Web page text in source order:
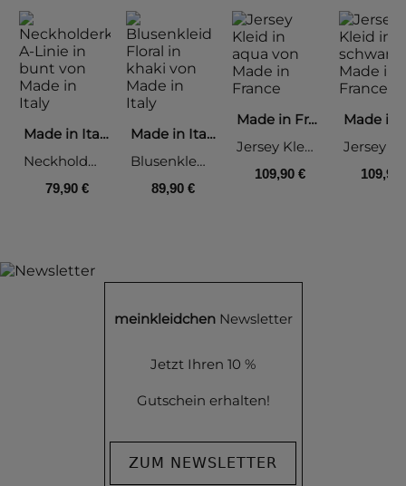
Made in Italy
Neckholderkleid A-Linie, bunt
79,90 €
Made in Italy
Blusenkleid Floral, khaki
89,90 €
Made in France
Jersey Kleid, aqua
109,90 € 109,90
meinkleidchenNewsletter
Jetzt Ihren 10 %
Gutschein erhalten!
ZUM NEWSLETTER